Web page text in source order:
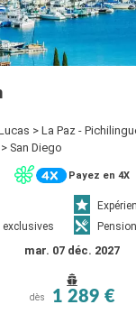
> La Paz -
San Diego
Payez en 4X
mar. 07 déc. 2027
dès 1 289 €